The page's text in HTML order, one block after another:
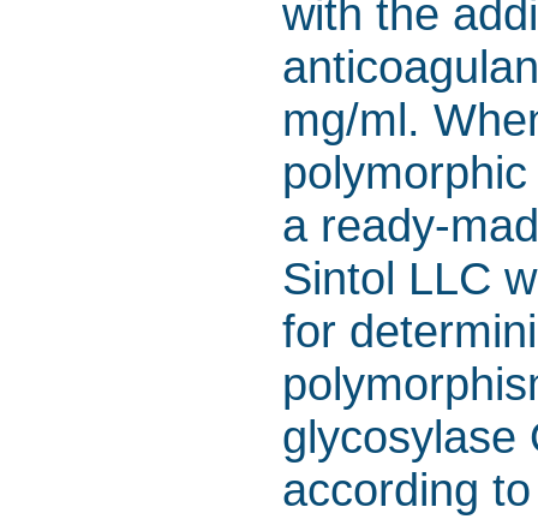
with the
mg/ml.
a ready-
Sintol LLC
for
glycosylase
according